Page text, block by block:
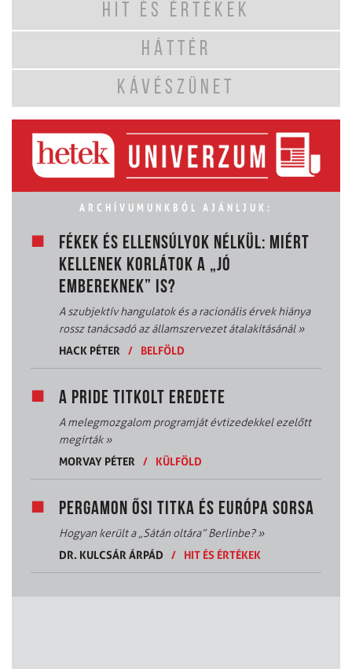
HIT ÉS ÉRTÉKEK
HÁTTÉR
KÁVÉSZÜNET
ARCHÍVUMUNKBÓL AJÁNLJUK:
FÉKEK ÉS ELLENSÚLYOK NÉLKÜL: MIÉRT
KELLENEK KORLÁTOK A „JÓ
EMBEREKNEK” IS?
A szubjektív hangulatok és a racionális érvek hiánya
rossz tanácsadó az államszervezet átalakításánál»
HACK PÉTER
/ BELFÖLD
A PRIDE TITKOLT EREDETE
A melegmozgalom programját évtizedekkel ezelőtt
megírták»
MORVAY PÉTER
/ KÜLFÖLD
PERGAMON ŐSI TITKA ÉS EURÓPA SORSA
Hogyan került a „Sátán oltára” Berlinbe?»
DR. KULCSÁR ÁRPÁD
/ HIT ÉS ÉRTÉKEK